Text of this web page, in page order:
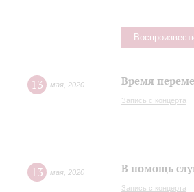
13 мая 2020 Время
Запись с концерта
13 мая 2020 В помощь
Запись с концерта